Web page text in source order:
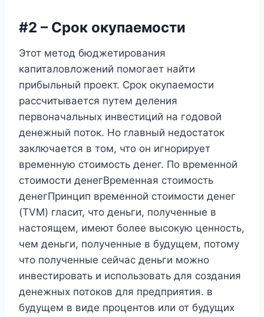
#2 – Срок окупаемости
Этот метод бюджетирования
капиталовложений помогает найти
прибыльный проект. Срок окупаемости
рассчитывается путем деления
первоначальных инвестиций на годовой
денежный поток. Но главный недостаток
заключается в том, что он игнорирует
временную стоимость денег. По временной
стоимости денегВременная стоимость
денегПринцип временной стоимости денег
(TVM) гласит, что деньги, полученные в
настоящем, имеют более высокую ценность,
чем деньги, полученные в будущем, потому
что полученные сейчас деньги можно
инвестировать и использовать для создания
денежных потоков для предприятия. в
будущем в виде процентов или от будущих